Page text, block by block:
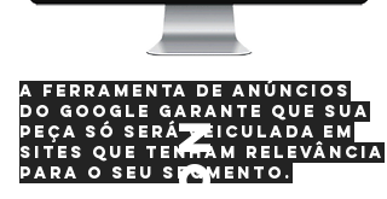
A ferramenta de anúncios
do Google garante que sua
peça só será veiculada em
sites que tenham relevância
para o seu segmento.
on